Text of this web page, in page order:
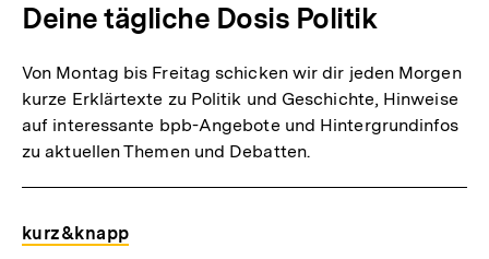
Deine tägliche Dosis Politik
Von Montag bis Freitag schicken wir dir jeden Morgen
kurze Erklärtexte zu Politik und Geschichte, Hinweise
auf interessante bpb-Angebote und Hintergrundinfos
zu aktuellen Themen und Debatten.
kurz&knapp